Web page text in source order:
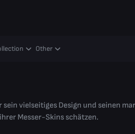
Other
vielseitiges Design und seinen
Messer-Skins schätzen.